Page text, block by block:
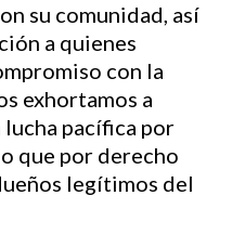
su comunidad, así
a quienes
con la
exhortamos a
pacífica por
que por derecho
legítimos del